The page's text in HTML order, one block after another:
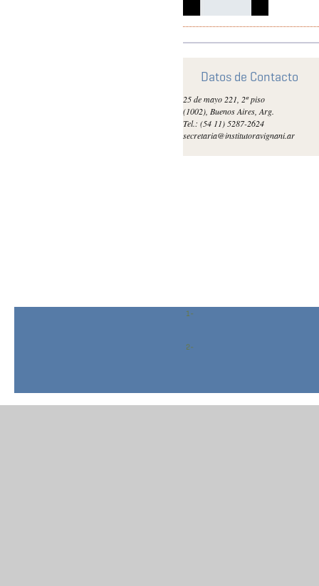
Datos de Contacto
25 de mayo 221, 2º piso
(1002), Buenos Aires, Arg.
Tel.: (54 11) 5287-2624
secretaria@institutoravignani.ar